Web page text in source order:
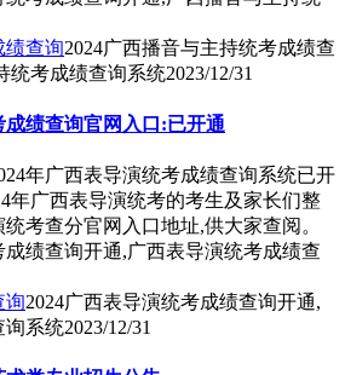
绩查询2024广西播音与主持统考成绩查
统考成绩查询系统2023/12/31
成绩查询官网入口:已开通
年广西表导演统考成绩查询系统已开
年广西表导演统考的考生及家长们整
考查分官网入口地址,供大家查阅。
询2024广西表导演统考成绩查询开通,
询系统2023/12/31